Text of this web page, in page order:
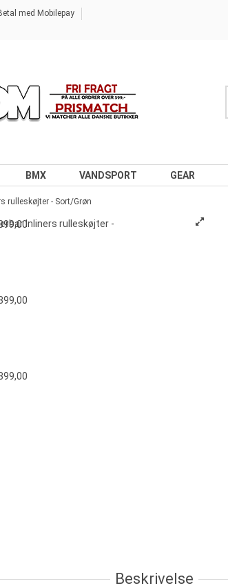
med Mobilepay
BMX VANDSPORT GEAR
rulleskøjter - Sort/Grøn
Beskrivelse